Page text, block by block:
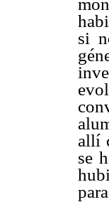
si
allí
se